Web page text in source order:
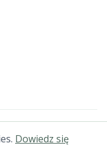
zastrzeżone.
Dowiedz się